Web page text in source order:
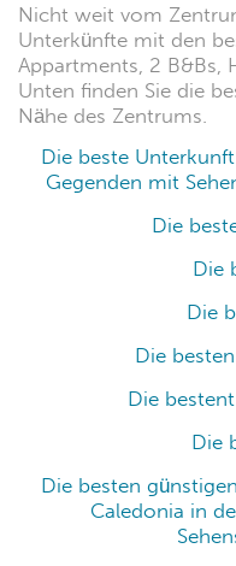
Nicht weit vom
Unterkünfte mit den
Appartments, 2 B&Bs,
Unten finden Sie die
Nähe des Zentrums.
Die beste
Gegenden mit
Die
Die
Die
Die
Die
Die
Die besten
Caledonia in